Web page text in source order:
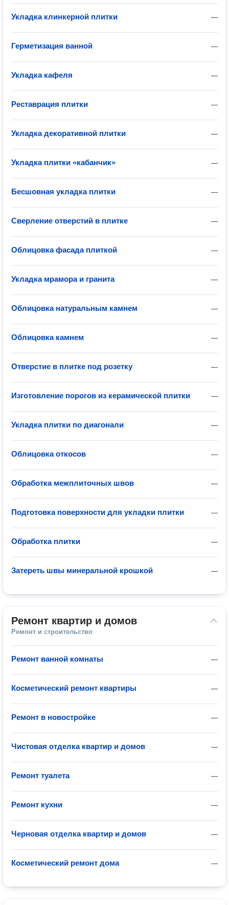
—
Укладка клинкерной плитки
—
Герметизация ванной
—
Укладка кафеля
—
Реставрация плитки
—
Укладка декоративной плитки
—
Укладка плитки «кабанчик»
—
Бесшовная укладка плитки
—
Сверление отверстий в плитке
—
Облицовка фасада плиткой
—
Укладка мрамора и гранита
—
Облицовка натуральным камнем
—
Облицовка камнем
—
Отверстие в плитке под розетку
—
Изготовление порогов из керамической плитки
—
Укладка плитки по диагонали
—
Облицовка откосов
—
Обработка межплиточных швов
—
Подготовка поверхности для укладки плитки
—
Обработка плитки
—
Затереть швы минеральной крошкой
Ремонт квартир и домов
Ремонт и строительство
—
Ремонт ванной комнаты
—
Косметический ремонт квартиры
—
Ремонт в новостройке
—
Чистовая отделка квартир и домов
—
Ремонт туалета
—
Ремонт кухни
—
Черновая отделка квартир и домов
—
Косметический ремонт дома